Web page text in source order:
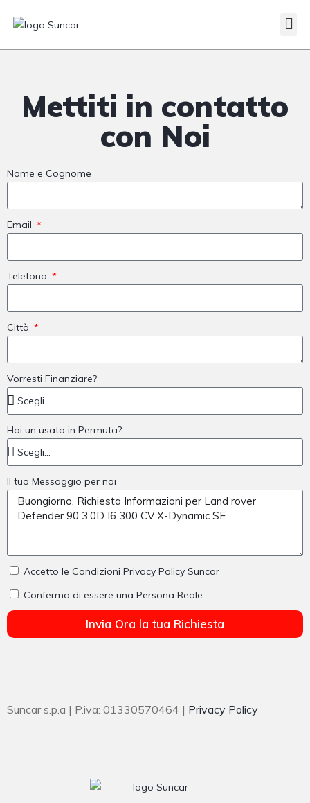
Mettiti in contatto
con Noi
Nome e Cognome
Email
Telefono
Città
Vorresti Finanziare?
Hai un usato in Permuta?
Il tuo Messaggio per noi
Accetto le Condizioni Privacy Policy Suncar
Confermo di essere una Persona Reale
Invia Ora la tua Richiesta
Suncar s.p.a | P.iva: 01330570464 | Privacy Policy